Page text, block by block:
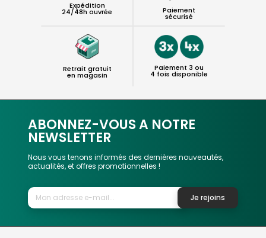
Expédition
24/48h ouvrée Paiement
sécurisé
Retrait gratuit
en magasin
Paiement 3 ou
4 fois disponible
ABONNEZ-VOUS A NOTRE
NEWSLETTER
Nous vous tenons informés des dernières nouveautés,
actualités, et offres promotionnelles !
Je rejoins